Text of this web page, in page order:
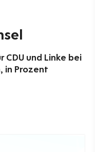
CDU und Linke bei
in Prozent